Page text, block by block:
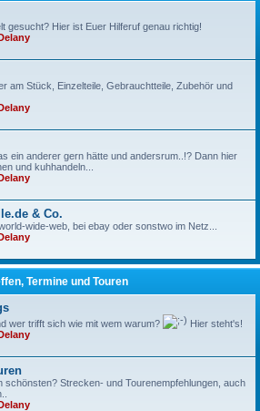
gesucht? Hier ist Euer Hilferuf genau richtig!
am Stück, Einzelteile, Gebrauchtteile, Zubehör und
ein anderer gern hätte und andersrum..!? Dann hier
und kuhhandeln...
& Co.
wide-web, bei ebay oder sonstwo im Netz...
Termine und Touren
wer trifft sich wie mit wem warum?
Hier steht's!
schönsten? Strecken- und Tourenempfehlungen, auch